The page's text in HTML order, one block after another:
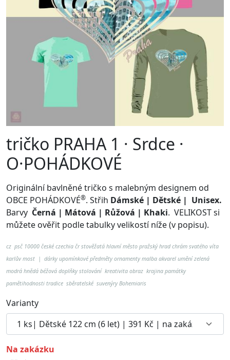
tričko PRAHA 1 · Srdce ·
O·POHÁDKOVÉ
Originální bavlněné tričko s malebným designem od
OBCE POHÁDKOVÉ®. Střih Dámské | Dětské | Unisex.
Barvy Černá | Mátová | Růžová | Khaki. VELIKOST si
můžete ověřit podle tabulky velikostí níže (v popisu).
cz psč 10000 české czechia čr stověžatá hlavní město pražský hrad chrám svatého víta
karlův most | dárky upomínkové předměty ornamenty malba akvarel umění zelená
modrá hnědá béžová doplňky stolování kreativita obraz krajina památky
pamětihodnosti tradice sběratelské suvenýry Bohemiaris
Varianty
na zakázku